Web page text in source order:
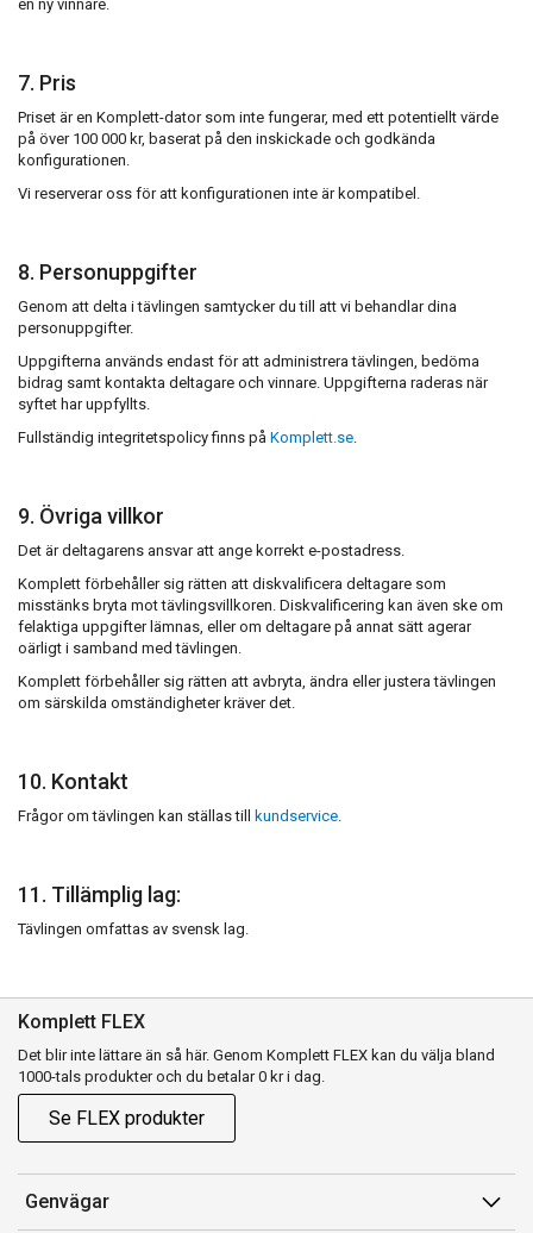
en ny vinnare.
7. Pris
Priset är en Komplett-dator som inte fungerar, med ett potentiellt värde
på över 100 000 kr, baserat på den inskickade och godkända
konfigurationen.
Vi reserverar oss för att konfigurationen inte är kompatibel.
8. Personuppgifter
Genom att delta i tävlingen samtycker du till att vi behandlar dina
personuppgifter.
Uppgifterna används endast för att administrera tävlingen, bedöma
bidrag samt kontakta deltagare och vinnare. Uppgifterna raderas när
syftet har uppfyllts.
Fullständig integritetspolicy finns på Komplett.se.
9. Övriga villkor
Det är deltagarens ansvar att ange korrekt e-postadress.
Komplett förbehåller sig rätten att diskvalificera deltagare som
misstänks bryta mot tävlingsvillkoren. Diskvalificering kan även ske om
felaktiga uppgifter lämnas, eller om deltagare på annat sätt agerar
oärligt i samband med tävlingen.
Komplett förbehåller sig rätten att avbryta, ändra eller justera tävlingen
om särskilda omständigheter kräver det.
10. Kontakt
Frågor om tävlingen kan ställas till kundservice.
11. Tillämplig lag:
Tävlingen omfattas av svensk lag.
Komplett FLEX
Det blir inte lättare än så här. Genom Komplett FLEX kan du välja bland
1000-tals produkter och du betalar 0 kr i dag.
Se FLEX produkter
Genvägar